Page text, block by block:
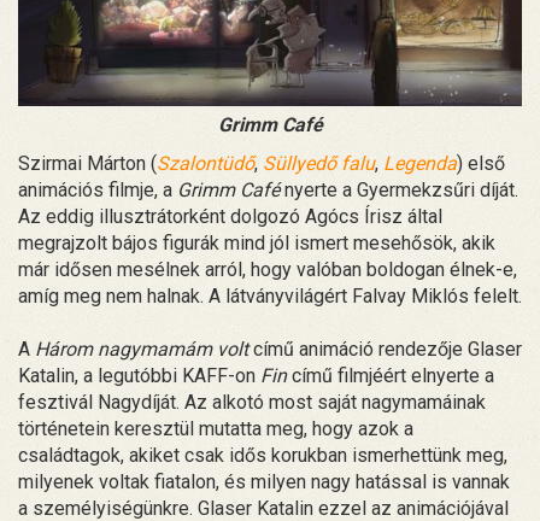
Grimm Café
Szirmai Márton (Szalontüdő, Süllyedő falu, Legenda) első
animációs filmje, a Grimm Cafényerte a Gyermekzsűri díját.
Az eddig illusztrátorként dolgozó Agócs Írisz által
megrajzolt bájos figurák mind jól ismert mesehősök, akik
már idősen mesélnek arról, hogy valóban boldogan élnek-e,
amíg meg nem halnak. A látványvilágért Falvay Miklós felelt.
A Három nagymamám voltcímű animáció rendezője Glaser
Katalin, a legutóbbi KAFF-on Fincímű filmjéért elnyerte a
fesztivál Nagydíját. Az alkotó most saját nagymamáinak
történetein keresztül mutatta meg, hogy azok a
családtagok, akiket csak idős korukban ismerhettünk meg,
milyenek voltak fiatalon, és milyen nagy hatással is vannak
a személyiségünkre. Glaser Katalin ezzel az animációjával